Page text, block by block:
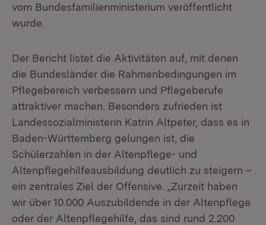
vom Bundesfamilienministerium veröffentlicht
wurde.
Der Bericht listet die Aktivitäten auf, mit denen
die Bundesländer die Rahmenbedingungen im
Pflegebereich verbessern und Pflegeberufe
attraktiver machen. Besonders zufrieden ist
Landessozialministerin Katrin Altpeter, dass es in
Baden-Württemberg gelungen ist, die
Schülerzahlen in der Altenpflege- und
Altenpflegehilfeausbildung deutlich zu steigern –
ein zentrales Ziel der Offensive. „Zurzeit haben
wir über 10.000 Auszubildende in der Altenpflege
oder der Altenpflegehilfe, das sind rund 2.200